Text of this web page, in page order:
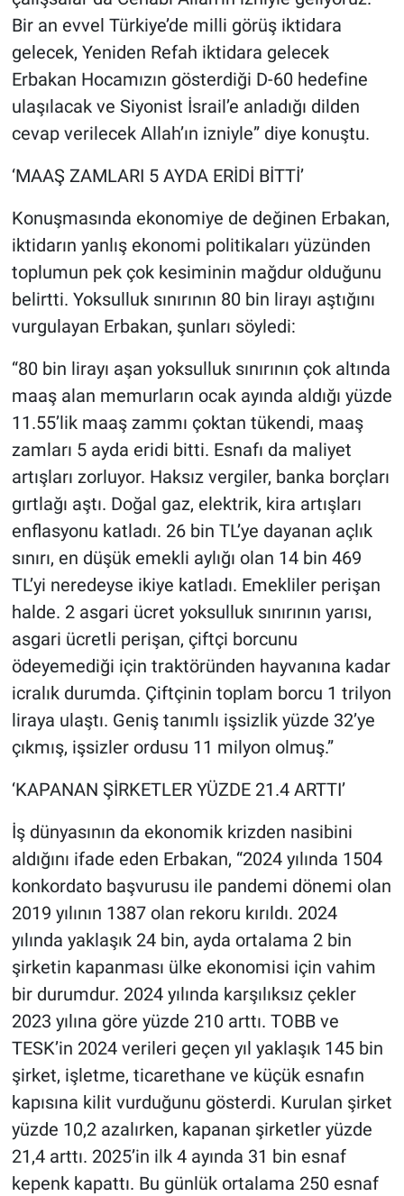
Bir an evvel Türkiye’de milli görüş iktidara
gelecek, Yeniden Refah iktidara gelecek
Erbakan Hocamızın gösterdiği D-60 hedefine
ulaşılacak ve Siyonist İsrail’e anladığı dilden
cevap verilecek Allah’ın izniyle” diye konuştu.
‘MAAŞ ZAMLARI 5 AYDA ERİDİ BİTTİ’
Konuşmasında ekonomiye de değinen Erbakan,
iktidarın yanlış ekonomi politikaları yüzünden
toplumun pek çok kesiminin mağdur olduğunu
belirtti. Yoksulluk sınırının 80 bin lirayı aştığını
vurgulayan Erbakan, şunları söyledi:
“80 bin lirayı aşan yoksulluk sınırının çok altında
maaş alan memurların ocak ayında aldığı yüzde
11.55’lik maaş zammı çoktan tükendi, maaş
zamları 5 ayda eridi bitti. Esnafı da maliyet
artışları zorluyor. Haksız vergiler, banka borçları
gırtlağı aştı. Doğal gaz, elektrik, kira artışları
enflasyonu katladı. 26 bin TL’ye dayanan açlık
sınırı, en düşük emekli aylığı olan 14 bin 469
TL’yi neredeyse ikiye katladı. Emekliler perişan
halde. 2 asgari ücret yoksulluk sınırının yarısı,
asgari ücretli perişan, çiftçi borcunu
ödeyemediği için traktöründen hayvanına kadar
icralık durumda. Çiftçinin toplam borcu 1 trilyon
liraya ulaştı. Geniş tanımlı işsizlik yüzde 32’ye
çıkmış, işsizler ordusu 11 milyon olmuş.”
‘KAPANAN ŞİRKETLER YÜZDE 21.4 ARTTI’
İş dünyasının da ekonomik krizden nasibini
aldığını ifade eden Erbakan, “2024 yılında 1504
konkordato başvurusu ile pandemi dönemi olan
2019 yılının 1387 olan rekoru kırıldı. 2024
yılında yaklaşık 24 bin, ayda ortalama 2 bin
şirketin kapanması ülke ekonomisi için vahim
bir durumdur. 2024 yılında karşılıksız çekler
2023 yılına göre yüzde 210 arttı. TOBB ve
TESK’in 2024 verileri geçen yıl yaklaşık 145 bin
şirket, işletme, ticarethane ve küçük esnafın
kapısına kilit vurduğunu gösterdi. Kurulan şirket
yüzde 10,2 azalırken, kapanan şirketler yüzde
21,4 arttı. 2025’in ilk 4 ayında 31 bin esnaf
kepenk kapattı. Bu günlük ortalama 250 esnaf